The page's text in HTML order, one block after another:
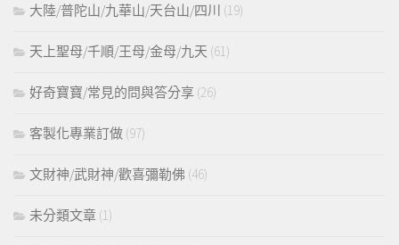
大陸/普陀山/九華山/天台山/四川 (19)
天上聖母/千順/王母/金母/九天 (61)
好奇寶寶/常見的問與答分享 (26)
客製化專業訂做 (97)
文財神/武財神/歡喜彌勒佛 (46)
未分類文章 (1)